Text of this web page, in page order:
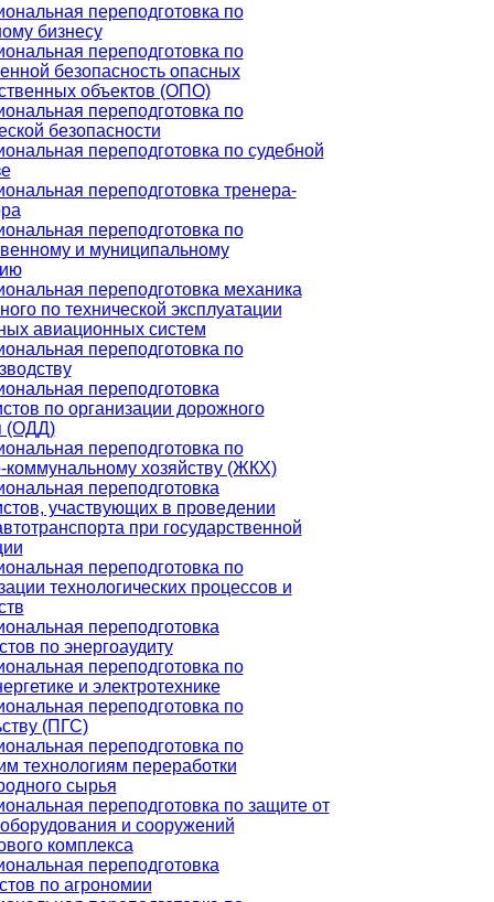
переподготовка по
бизнесу
переподготовка по
безопасность опасных
объектов (ОПО)
переподготовка по
безопасности
переподготовка по судебной
переподготовка тренера-
переподготовка по
и муниципальному
переподготовка механика
по технической эксплуатации
авиационных систем
переподготовка по
переподготовка
по организации дорожного
(ОДД)
переподготовка по
хозяйству (ЖКХ)
переподготовка
участвующих в проведении
при государственной
переподготовка по
технологических процессов и
переподготовка
по энергоаудиту
переподготовка по
и электротехнике
переподготовка по
(ПГС)
переподготовка по
технологиям переработки
сырья
переподготовка по защите от
и сооружений
комплекса
переподготовка
по агрономии